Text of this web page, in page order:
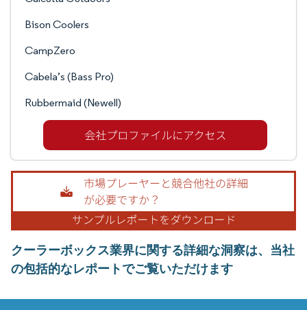
Bison Coolers
CampZero
Cabela’s (Bass Pro)
Rubbermaid (Newell)
クーラーボックス業界に関する詳細な洞察は、当社
の包括的なレポートでご覧いただけます